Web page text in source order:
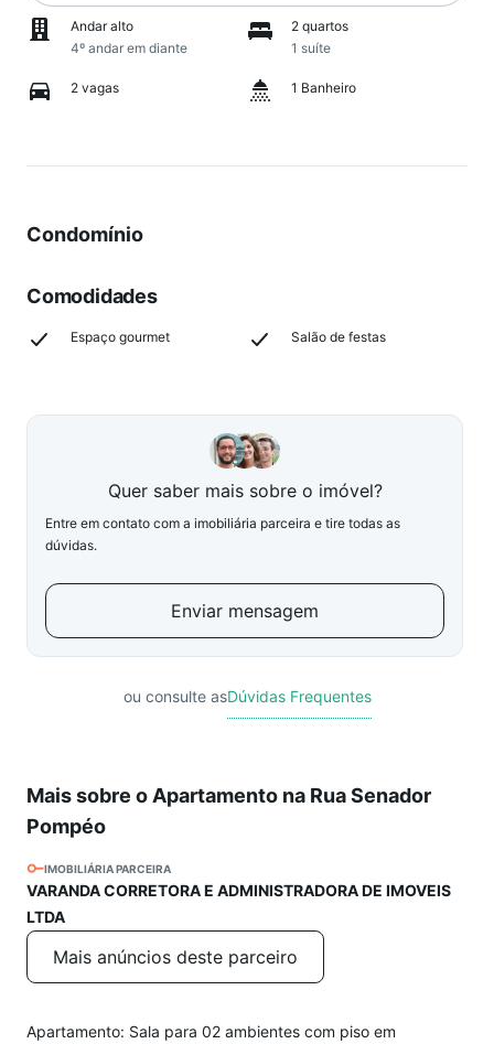
Andar alto
4º andar em diante
2 quartos
1 suíte
2 vagas 1 Banheiro
Condomínio
Comodidades
Espaço gourmet Salão de festas
Quer saber mais sobre o imóvel?
Entre em contato com a imobiliária parceira e tire todas as
dúvidas.
Enviar mensagem
ou consulte asDúvidas Frequentes
Mais sobre o Apartamento na Rua Senador
Pompéo
IMOBILIÁRIA PARCEIRA
VARANDA CORRETORA E ADMINISTRADORA DE IMOVEIS
LTDA
Mais anúncios deste parceiro
Apartamento: Sala para 02 ambientes com piso em